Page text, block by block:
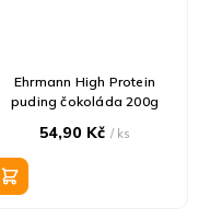
Ehrmann High Protein
puding čokoláda 200g
54,90 Kč/ ks